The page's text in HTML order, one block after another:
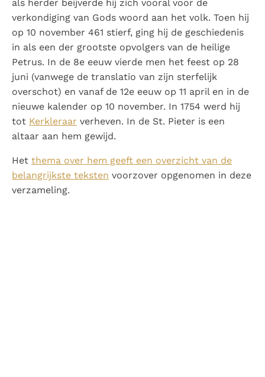
als herder beijverde hij zich vooral voor de
verkondiging van Gods woord aan het volk. Toen hij
op 10 november 461 stierf, ging hij de geschiedenis
in als een der grootste opvolgers van de heilige
Petrus. In de 8e eeuw vierde men het feest op 28
juni (vanwege de translatio van zijn sterfelijk
overschot) en vanaf de 12e eeuw op 11 april en in de
nieuwe kalender op 10 november. In 1754 werd hij
tot Kerkleraar verheven. In de St. Pieter is een
altaar aan hem gewijd.
Het thema over hem geeft een overzicht van de
belangrijkste teksten voorzover opgenomen in deze
verzameling.